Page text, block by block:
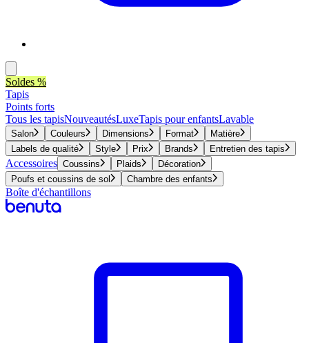
Soldes %
Tapis
Points forts
Tous les tapisNouveautésLuxeTapis pour enfantsLavable
Salon Couleurs Dimensions Format
Matière
Labels de qualité
Style Prix Brands Entretien des tapis
Accessoires Coussins Plaids
Décoration
Poufs et coussins de sol
Chambre des enfants
Boîte d'échantillons